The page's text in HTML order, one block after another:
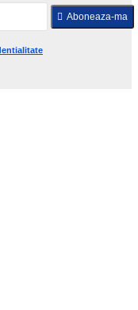
Aboneaza-ma